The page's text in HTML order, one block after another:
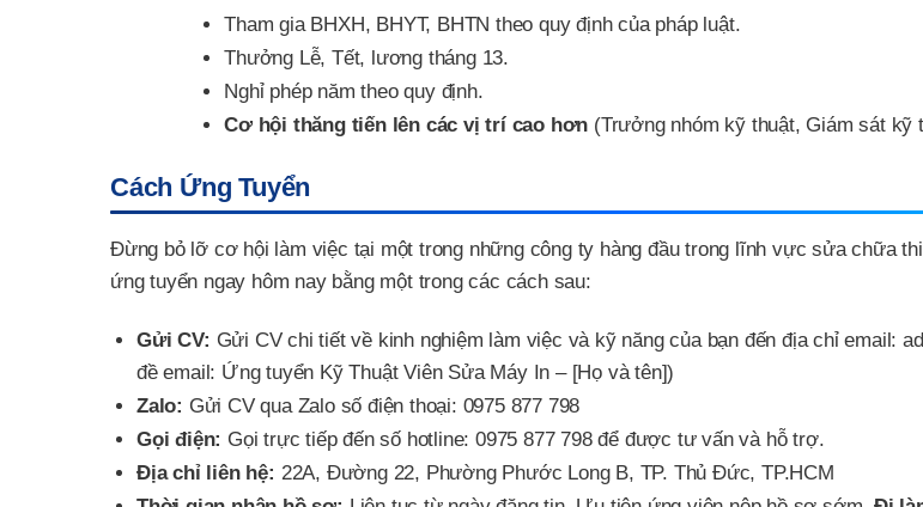
Tham gia BHXH, BHYT, BHTN theo quy định của pháp luật.
Thưởng Lễ, Tết, lương tháng 13.
Nghỉ phép năm theo quy định.
Cơ hội thăng tiến lên các vị trí cao hơn (Trưởng nhóm kỹ thuật, Giám sát
Cách Ứng Tuyển
Đừng bỏ lỡ cơ hội làm việc tại một trong những công ty hàng đầu trong lĩnh vực sửa chữa
ứng tuyển ngay hôm nay bằng một trong các cách sau:
Gửi CV: Gửi CV chi tiết về kinh nghiệm làm việc và kỹ năng của bạn đến địa chỉ email:
đề email: Ứng tuyển Kỹ Thuật Viên Sửa Máy In – [Họ và tên])
Zalo: Gửi CV qua Zalo số điện thoại: 0975 877 798
Gọi điện: Gọi trực tiếp đến số hotline: 0975 877 798 để được tư vấn và hỗ trợ.
Địa chỉ liên hệ: 22A, Đường 22, Phường Phước Long B, TP. Thủ Đức, TP.HCM